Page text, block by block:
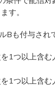
す。
Bも付与され
を1つ以上含む
を1つ以上含む